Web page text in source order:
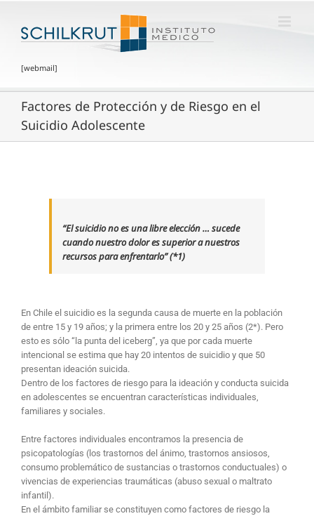
[webmail]
Factores de Protección y de Riesgo en el
Suicidio Adolescente
“El suicidio no es una libre elección … sucede
cuando nuestro dolor es superior a nuestros
recursos para enfrentarlo” (*1)
En Chile el suicidio es la segunda causa de muerte en la población
de entre 15 y 19 años; y la primera entre los 20 y 25 años (2*). Pero
esto es sólo “la punta del iceberg”, ya que por cada muerte
intencional se estima que hay 20 intentos de suicidio y que 50
presentan ideación suicida.
Dentro de los factores de riesgo para la ideación y conducta suicida
en adolescentes se encuentran características individuales,
familiares y sociales.
Entre factores individuales encontramos la presencia de
psicopatologías (los trastornos del ánimo, trastornos ansiosos,
consumo problemático de sustancias o trastornos conductuales) o
vivencias de experiencias traumáticas (abuso sexual o maltrato
infantil).
En el ámbito familiar se constituyen como factores de riesgo la